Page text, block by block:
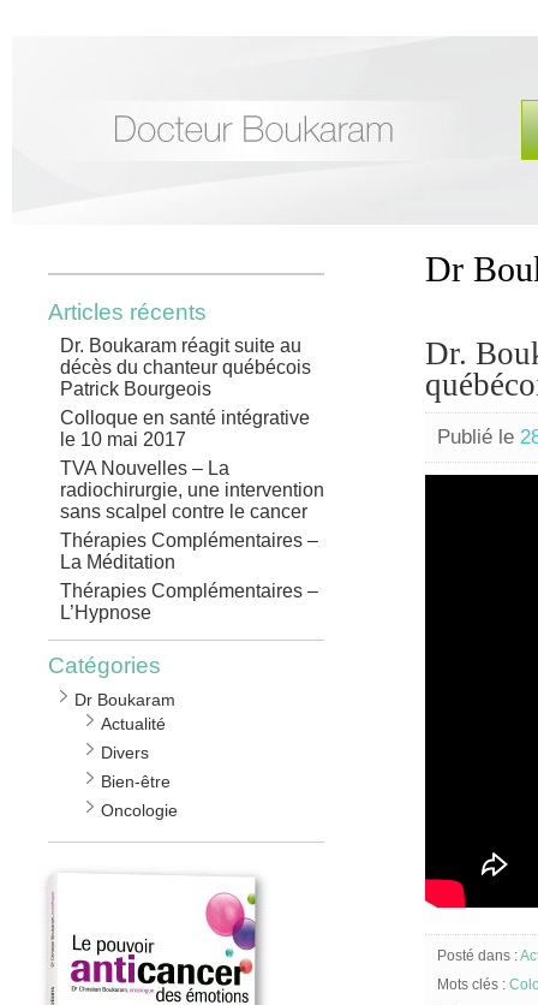
Articles récents
Dr. Boukaram réagit suite au
décès du chanteur québécois
Patrick Bourgeois
Colloque en santé intégrative
le 10 mai 2017
TVA Nouvelles – La
radiochirurgie, une intervention
sans scalpel contre le cancer
Thérapies Complémentaires –
La Méditation
Thérapies Complémentaires –
L’Hypnose
Catégories
Dr Boukaram
Actualité
Divers
Bien-être
Oncologie
Dr
Dr.
Publié le
Posté dans :
Mots clés :